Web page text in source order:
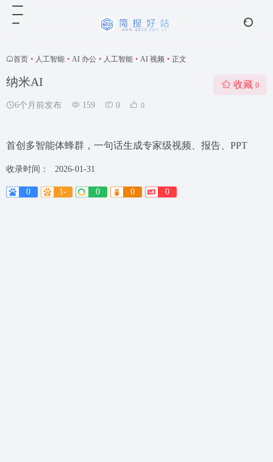
首页 • 人工智能 • AI 办公 • 人工智能 • AI 视频 • 正文
纳米AI
6个月前发布 159 0 0
收藏 0
首创多智能体蜂群，一句话生成专家级视频、报告、PPT
收录时间： 2026-01-31
0 1- 0 0 0